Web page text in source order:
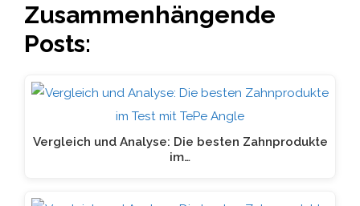
Zusammenhängende
Posts:
Vergleich und Analyse: Die besten Zahnprodukte
im…